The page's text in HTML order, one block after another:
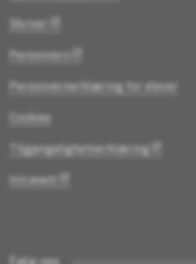
Skriver
Personvern
Personvernerklæring for elever
Cookies
Tilgjengelighetserklæring
Intranett